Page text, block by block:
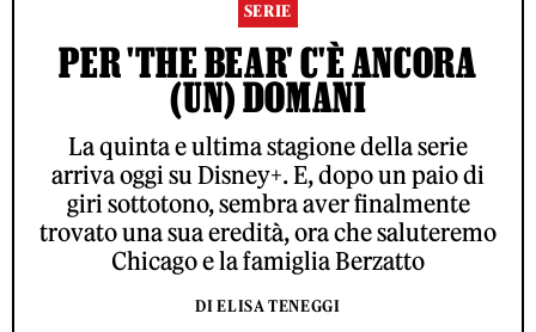
SERIE
PER 'THE BEAR' C'È ANCORA
(UN) DOMANI
La quinta e ultima stagione della serie
arriva oggi su Disney+. E, dopo un paio di
giri sottotono, sembra aver finalmente
trovato una sua eredità, ora che saluteremo
Chicago e la famiglia Berzatto
DI ELISA TENEGGI